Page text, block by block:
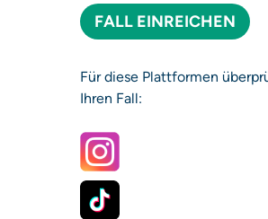
FALL EINREICHEN
Für diese Plattformen
Ihren Fall: